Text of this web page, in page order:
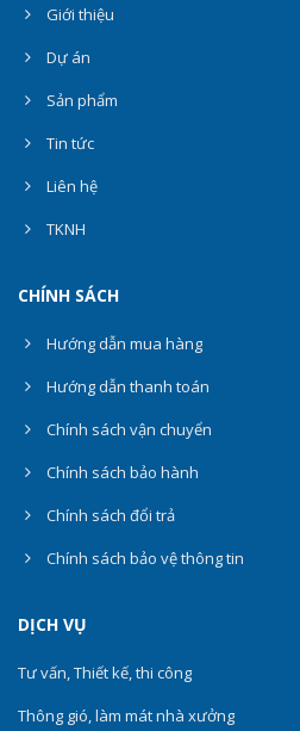
Giới thiệu
Dự án
Sản phẩm
Tin tức
Liên hệ
TKNH
CHÍNH SÁCH
Hướng dẫn mua hàng
Hướng dẫn thanh toán
Chính sách vận chuyển
Chính sách bảo hành
Chính sách đổi trả
Chính sách bảo vệ thông tin
DỊCH VỤ
Tư vấn, Thiết kế, thi công
Thông gió, làm mát nhà xưởng